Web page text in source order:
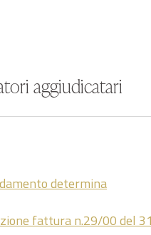
aggiudicatari
determina
fattura n.29/00 del